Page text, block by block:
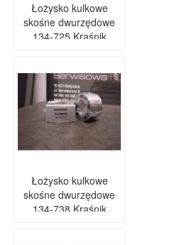
Łożysko kulkowe
skośne dwurzędowe
134-725 Kraśnik
Łożysko kulkowe
skośne dwurzędowe
134-738 Kraśnik